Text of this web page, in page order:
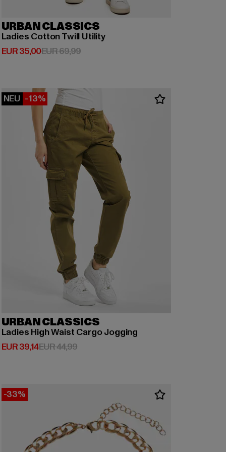
URBAN CLASSICS
Ladies Cotton Twill Utility
EUR 35,00
Derzeitiger Preis: EUR 35,00
EUR 69,99Aktionspreis: EUR 69,99
NEU -13%
URBAN CLASSICS
Ladies High Waist Cargo Jogging
EUR 39,14
Derzeitiger Preis: EUR 39,14
EUR 44,99Aktionspreis: EUR 44,99
-33%